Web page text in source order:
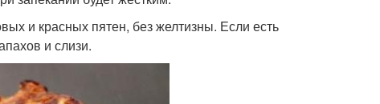
и красных пятен, без желтизны. Если есть
и слизи.